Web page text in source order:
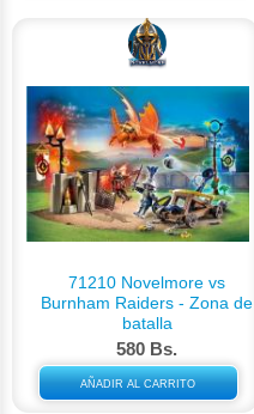
71210 Novelmore vs
Burnham Raiders - Zona de
batalla
580 Bs.
AÑADIR AL CARRITO